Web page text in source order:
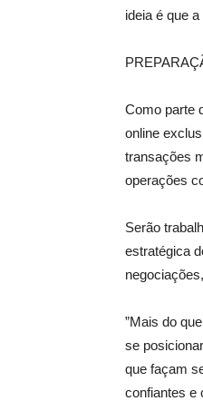
ideia é que
Como parte
online
transações
operações
Serão
estratégica
”Mais do
se
que façam
confiantes e